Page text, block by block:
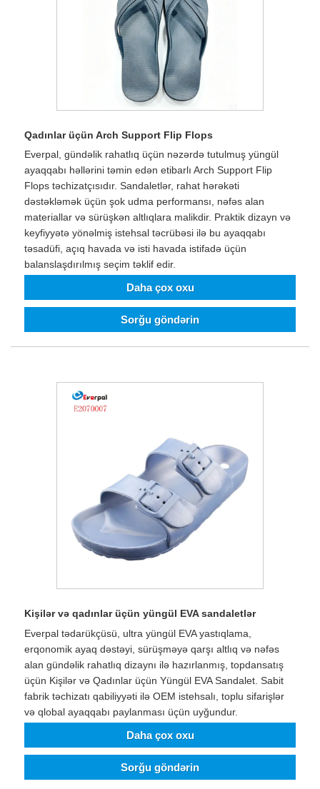
Qadınlar üçün Arch Support Flip Flops
Everpal, gündəlik rahatlıq üçün nəzərdə tutulmuş yüngül
ayaqqabı həllərini təmin edən etibarlı Arch Support Flip
Flops təchizatçısıdır. Sandaletlər, rahat hərəkəti
dəstəkləmək üçün şok udma performansı, nəfəs alan
materiallar və sürüşkən altlıqlara malikdir. Praktik dizayn və
keyfiyyətə yönəlmiş istehsal təcrübəsi ilə bu ayaqqabı
təsadüfi, açıq havada və isti havada istifadə üçün
balanslaşdırılmış seçim təklif edir.
Daha çox oxu
Sorğu göndərin
Kişilər və qadınlar üçün yüngül EVA sandaletlər
Everpal tədarükçüsü, ultra yüngül EVA yastıqlama,
erqonomik ayaq dəstəyi, sürüşməyə qarşı altlıq və nəfəs
alan gündəlik rahatlıq dizaynı ilə hazırlanmış, topdansatış
üçün Kişilər və Qadınlar üçün Yüngül EVA Sandalet. Sabit
fabrik təchizatı qabiliyyəti ilə OEM istehsalı, toplu sifarişlər
və qlobal ayaqqabı paylanması üçün uyğundur.
Daha çox oxu
Sorğu göndərin